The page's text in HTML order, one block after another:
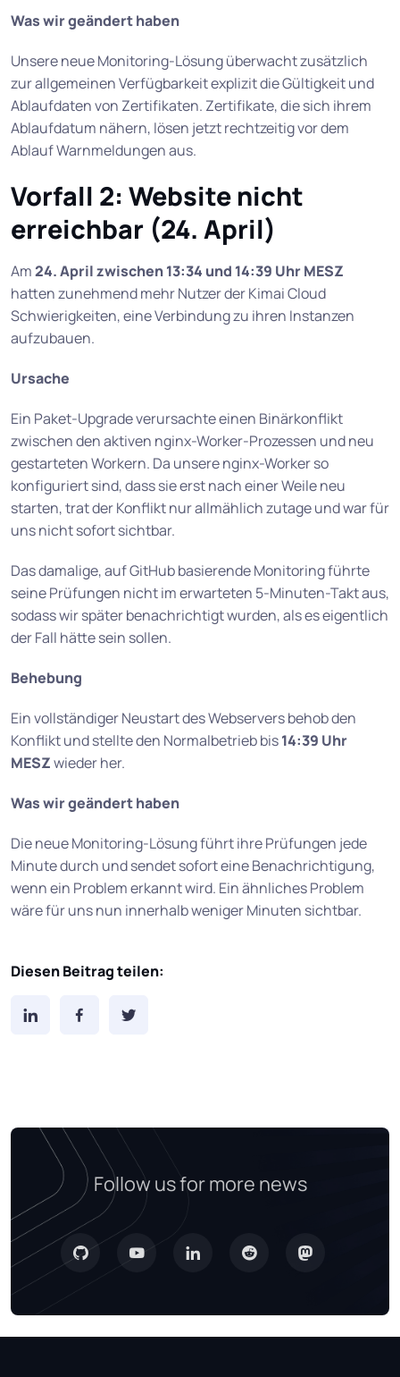
Was wir geändert haben
Unsere neue Monitoring-Lösung überwacht zusätzlich
zur allgemeinen Verfügbarkeit explizit die Gültigkeit und
Ablaufdaten von Zertifikaten. Zertifikate, die sich ihrem
Ablaufdatum nähern, lösen jetzt rechtzeitig vor dem
Ablauf Warnmeldungen aus.
Vorfall 2: Website nicht
erreichbar (24. April)
Am24. April zwischen 13:34 und 14:39 Uhr MESZ
hatten zunehmend mehr Nutzer der Kimai Cloud
Schwierigkeiten, eine Verbindung zu ihren Instanzen
aufzubauen.
Ursache
Ein Paket-Upgrade verursachte einen Binärkonflikt
zwischen den aktiven nginx-Worker-Prozessen und neu
gestarteten Workern. Da unsere nginx-Worker so
konfiguriert sind, dass sie erst nach einer Weile neu
starten, trat der Konflikt nur allmählich zutage und war für
uns nicht sofort sichtbar.
Das damalige, auf GitHub basierende Monitoring führte
seine Prüfungen nicht im erwarteten 5-Minuten-Takt aus,
sodass wir später benachrichtigt wurden, als es eigentlich
der Fall hätte sein sollen.
Behebung
Ein vollständiger Neustart des Webservers behob den
Konflikt und stellte den Normalbetrieb bis14:39 Uhr
MESZwieder her.
Was wir geändert haben
Die neue Monitoring-Lösung führt ihre Prüfungen jede
Minute durch und sendet sofort eine Benachrichtigung,
wenn ein Problem erkannt wird. Ein ähnliches Problem
wäre für uns nun innerhalb weniger Minuten sichtbar.
Diesen Beitrag teilen:
Follow us for more news